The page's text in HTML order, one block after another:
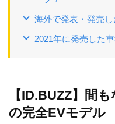
海外で発表・発売
2021年に発売した
【ID.BUZZ】間
の完全EVモデル